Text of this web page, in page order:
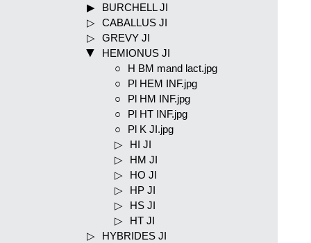
BURCHELL JI
CABALLUS JI
GREVY JI
HEMIONUS JI
H BM mand lact.jpg
Pl HEM INF.jpg
Pl HM INF.jpg
Pl HT INF.jpg
Pl K JI.jpg
HI JI
HM JI
HO JI
HP JI
HS JI
HT JI
HYBRIDES JI